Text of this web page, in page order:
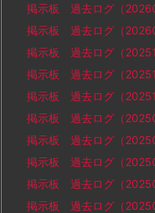
掲示板 過去ログ（
掲示板 過去ログ（
掲示板 過去ログ（
掲示板 過去ログ（
掲示板 過去ログ（
掲示板 過去ログ（
掲示板 過去ログ（
掲示板 過去ログ（
掲示板 過去ログ（
掲示板 過去ログ（